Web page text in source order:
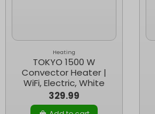
Heating
TOKYO 1500 W
Convector Heater |
WiFi, Electric, White
329.99